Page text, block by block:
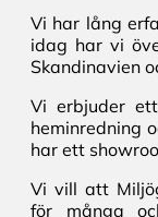
Vi har lång
idag har vi
Skandinavien
Vi erbjuder
heminredning
har ett
Vi vill att
för många